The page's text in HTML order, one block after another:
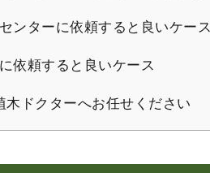
ンターに依頼すると良いケース
依頼すると良いケース
木ドクターへお任せください